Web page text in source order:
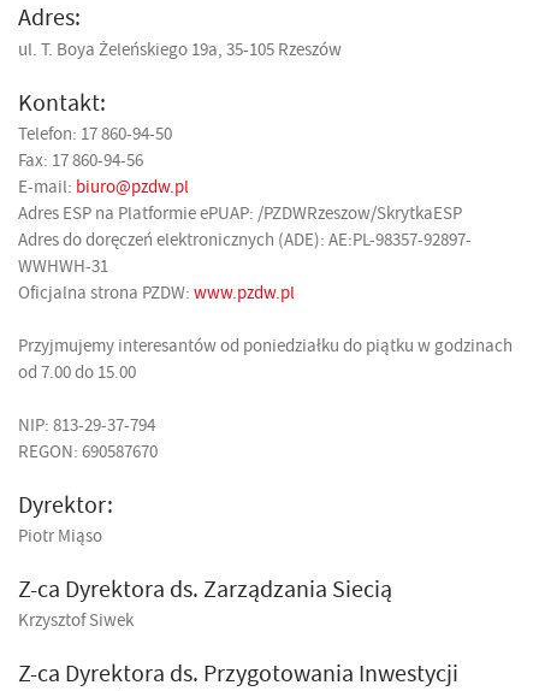
Adres:
ul. T. Boya Żeleńskiego 19a, 35-105 Rzeszów
Kontakt:
Telefon: 17 860-94-50
Fax: 17 860-94-56
E-mail: biuro@pzdw.pl
Adres ESP na Platformie ePUAP: /PZDWRzeszow/SkrytkaESP
Adres do doręczeń elektronicznych (ADE): AE:PL-98357-92897-
WWHWH-31
Oficjalna strona PZDW: www.pzdw.pl
Przyjmujemy interesantów od poniedziałku do piątku w godzinach
od 7.00 do 15.00
NIP: 813-29-37-794
REGON: 690587670
Dyrektor:
Piotr Miąso
Z-ca Dyrektora ds. Zarządzania Siecią
Krzysztof Siwek
Z-ca Dyrektora ds. Przygotowania Inwestycji